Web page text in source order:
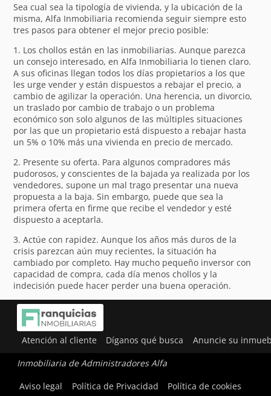
Sea cual sea la tipología de vivienda, y la ubicación de la
misma, Alfa Inmobiliaria recomienda seguir siempre esto
tres pasos para obtener el mejor precio posible:
1. Los chollos están en las inmobiliarias. Aunque parezca
un consejo interesado, en Alfa Inmobiliaria lo tienen claro.
A sus oficinas llegan todos los días propietarios a los que
les urge vender y están dispuestos a rebajar el precio, a
cambio de agilizar la operación. Una herencia, un divorcio,
un traslado por cambio de trabajo o un problema
económico son solo algunos de las múltiples situaciones
por las que un propietario está dispuesto a rebajar hasta
un 5% o 10% más una vivienda en precio de mercado.
2. Presente su oferta. Para algunos compradores más
pudorosos, y conscientes de la bajada ya realizada por los
vendedores, supone un mal trago presentar una nueva
propuesta a la baja. Sin embargo, puede que sea la
primera oferta en firme que recibe el vendedor y esté
dispuesto a aceptarla.
3. Actúe con rapidez. Aunque los años más duros de la
crisis parezcan aún muy recientes, la situación ha
cambiado por completo. Hay mucho pequeño inversor con
capacidad de compra, cada día menos chollos y la
indecisión puede hacer perder una buena operación.
Atención al cliente Díganos qué busca Anuncie su
Inmobiliaria de Administradores Alfa
Aviso legal
Política de Privacidad Política de cookies
Utilizamos cookies para ofrecerte la mejor experiencia en